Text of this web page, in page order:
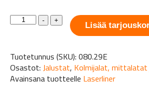
Laserliner
VarioStand
cm
määrä
- +
Lisää
Tuotetunnus (SKU): 080.29E
Osastot: Jalustat, Kolmijalat,
Avainsana tuotteelle Laserliner